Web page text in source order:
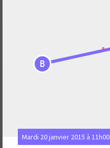
B
Mardi 20 janvier 2015 à 11h00